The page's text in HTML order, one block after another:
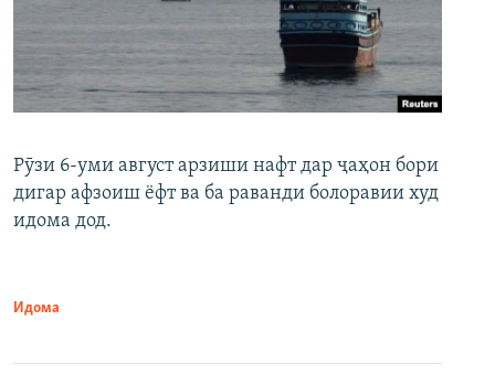
Рӯзи 6-уми август арзиши нафт дар ҷаҳон бори
дигар афзоиш ёфт ва ба раванди болоравии худ
идома дод.
Идома